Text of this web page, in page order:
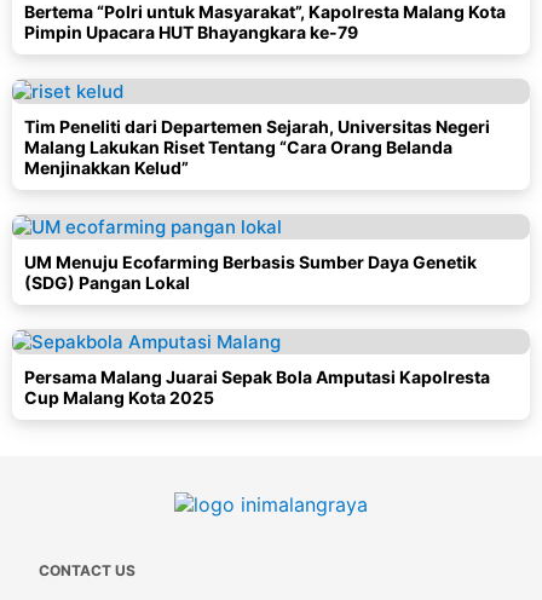
Bertema “Polri untuk Masyarakat”, Kapolresta Malang Kota
Pimpin Upacara HUT Bhayangkara ke-79
Tim Peneliti dari Departemen Sejarah, Universitas Negeri
Malang Lakukan Riset Tentang “Cara Orang Belanda
Menjinakkan Kelud”
UM Menuju Ecofarming Berbasis Sumber Daya Genetik
(SDG) Pangan Lokal
Persama Malang Juarai Sepak Bola Amputasi Kapolresta
Cup Malang Kota 2025
CONTACT US